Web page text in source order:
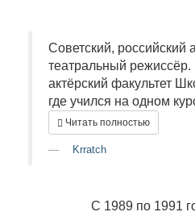
Советский, российский
театральный режиссёр.
актёрский факультет
где учился на одном
Читать полностью
Krratch
С 1989 по 1991